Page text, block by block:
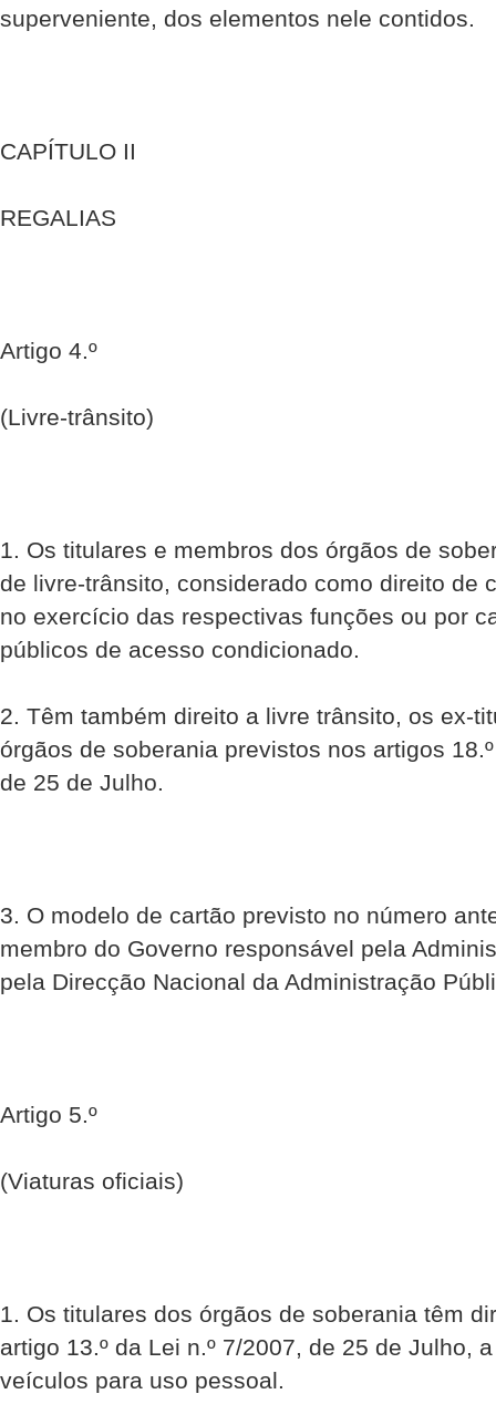
superveniente, dos elementos nele contidos.
CAPÍTULO II
REGALIAS
Artigo 4.º
(Livre-trânsito)
1. Os titulares e membros dos órgãos de
de livre-trânsito, considerado como direito de
no exercício das respectivas funções ou por
públicos de acesso condicionado.
2. Têm também direito a livre trânsito, os ex-
órgãos de soberania previstos nos artigos
de 25 de Julho.
3. O modelo de cartão previsto no número
membro do Governo responsável pela
pela Direcção Nacional da Administração
Artigo 5.º
(Viaturas oficiais)
1. Os titulares dos órgãos de soberania têm
artigo 13.º da Lei n.º 7/2007, de 25 de Julho,
veículos para uso pessoal.